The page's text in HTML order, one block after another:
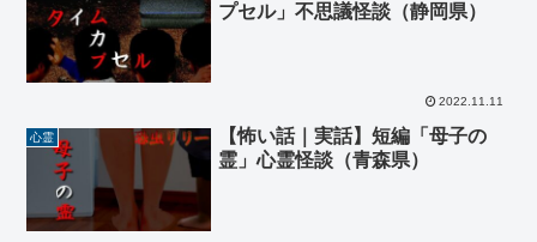
プセル」不思議怪談（静岡県）
2022.11.11
心霊
【怖い話｜実話】短編「母子の
霊」心霊怪談（青森県）